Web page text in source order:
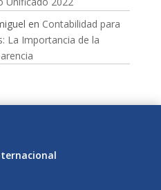
en Contabilidad para
La Importancia de la